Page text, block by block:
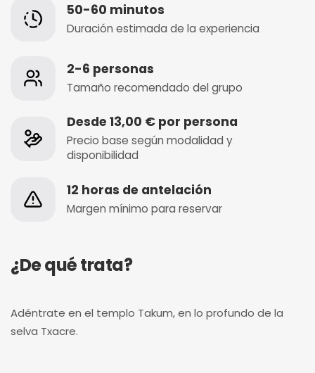
50-60 minutos
Duración estimada de la experiencia
2-6 personas
Tamaño recomendado del grupo
Desde 13,00 € por persona
Precio base según modalidad y
disponibilidad
12 horas de antelación
Margen mínimo para reservar
¿De qué trata?
Adéntrate en el templo Takum, en lo profundo de la
selva Txacre.